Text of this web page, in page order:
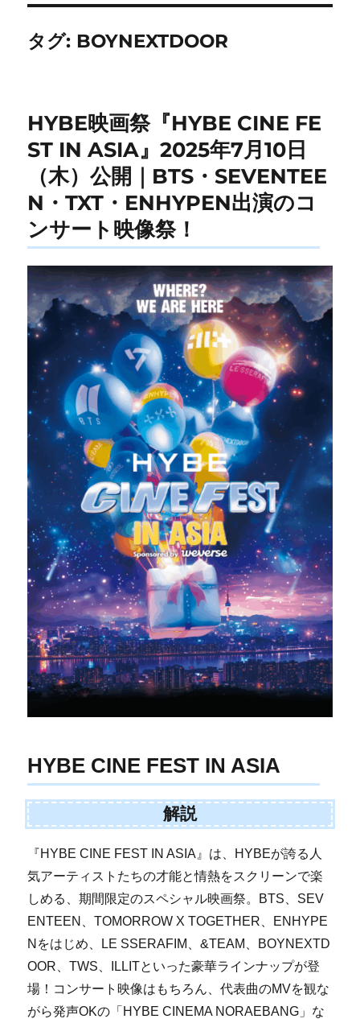
タグ: BOYNEXTDOOR
HYBE映画祭『HYBE CINE FE
ST IN ASIA』2025年7月10日
（木）公開｜BTS・SEVENTEE
N・TXT・ENHYPEN出演のコ
ンサート映像祭！
HYBE CINE FEST IN ASIA
解説
『HYBE CINE FEST IN ASIA』は、HYBEが誇る人
気アーティストたちの才能と情熱をスクリーンで楽
しめる、期間限定のスペシャル映画祭。BTS、SEV
ENTEEN、TOMORROW X TOGETHER、ENHYPE
Nをはじめ、LE SSERAFIM、&TEAM、BOYNEXTD
OOR、TWS、ILLITといった豪華ラインナップが登
場！コンサート映像はもちろん、代表曲のMVを観な
がら発声OKの「HYBE CINEMA NORAEBANG」な